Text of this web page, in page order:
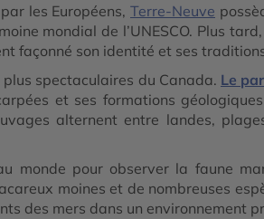
les Européens, Terre-Neuve
mondial de l’UNESCO. Plus
façonné son identité et ses
spectaculaires du Canada. Le
et ses formations
alternent entre landes,
monde pour observer la faune
moines et de nombreuses
des mers dans un environnement